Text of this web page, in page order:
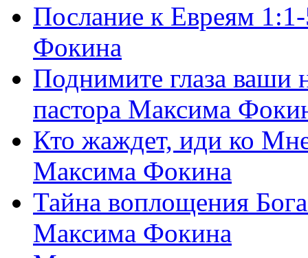
Послание к Евреям
Фокина
Поднимите глаза ваши
пастора Максима
Кто жаждет, иди ко
Максима Фокина
Тайна воплощения
Максима Фокина